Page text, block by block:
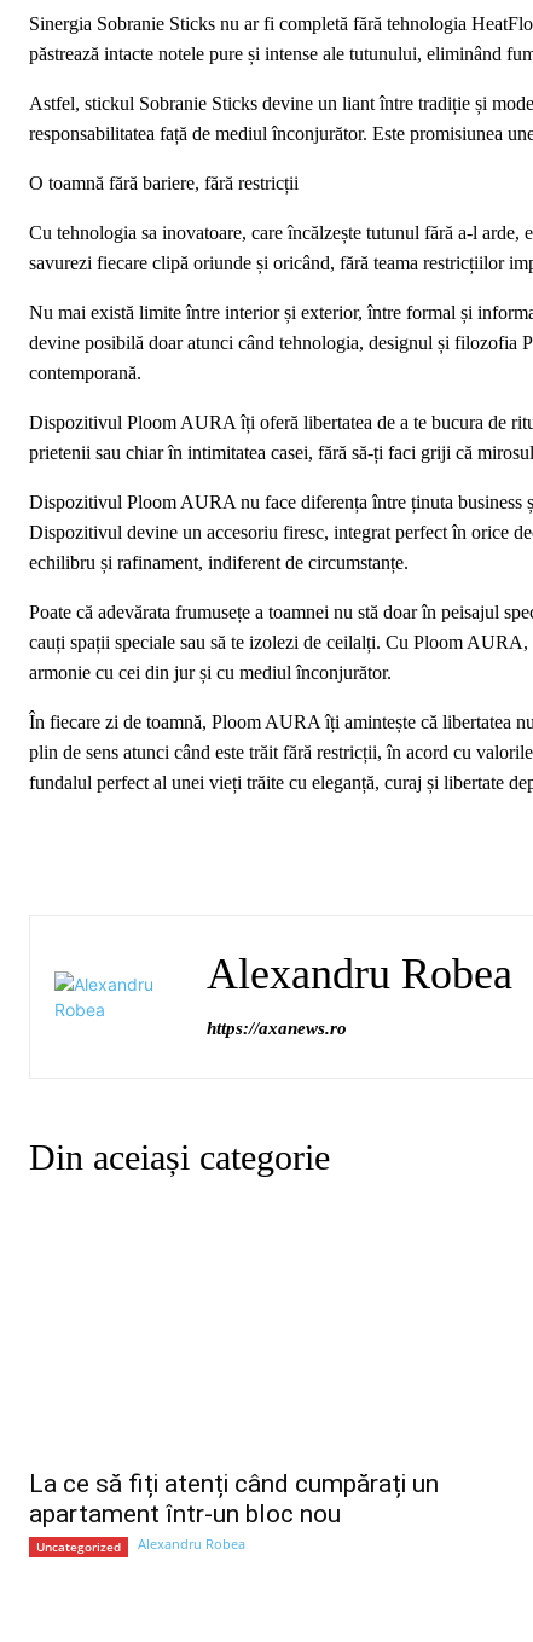
Sinergia Sobranie Sticks nu ar fi completă fără tehnologia
păstrează intacte notele pure și intense ale tutunului, eliminând
Astfel, stickul Sobranie Sticks devine un liant între tradiție și
responsabilitatea față de mediul înconjurător. Este promisiunea
O toamnă fără bariere, fără restricții
Cu tehnologia sa inovatoare, care încălzește tutunul fără a-l
savurezi fiecare clipă oriunde și oricând, fără teama restricțiilor
Nu mai există limite între interior și exterior, între formal și
devine posibilă doar atunci când tehnologia, designul și filozofia
contemporană.
Dispozitivul Ploom AURA îți oferă libertatea de a te bucura de
prietenii sau chiar în intimitatea casei, fără să-ți faci griji că
Dispozitivul Ploom AURA nu face diferența între ținuta business
Dispozitivul devine un accesoriu firesc, integrat perfect în orice
echilibru și rafinament, indiferent de circumstanțe.
Poate că adevărata frumusețe a toamnei nu stă doar în peisajul
cauți spații speciale sau să te izolezi de ceilalți. Cu Ploom
armonie cu cei din jur și cu mediul înconjurător.
În fiecare zi de toamnă, Ploom AURA îți amintește că libertatea
plin de sens atunci când este trăit fără restricții, în acord cu
fundalul perfect al unei vieți trăite cu eleganță, curaj și libertate
Alexandru Robea
https://axanews.ro
Din aceiași categorie
La ce să fiți atenți când cumpărați un
apartament într-un bloc nou
Uncategorized Alexandru Robea